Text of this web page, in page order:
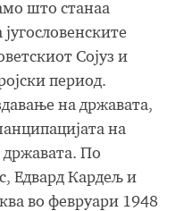
што станаа
Сојуз и
период.
на државата,
на
државата. По
Едвард Кардељ и
во февруари 1948